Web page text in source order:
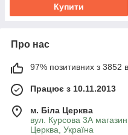
Купити
Про нас
97% позитивних з 3852
Працює з 10.11.2013
м. Біла Церква
вул. Курсова 3А магазин
Церква, Україна